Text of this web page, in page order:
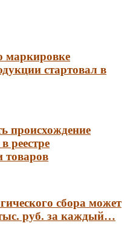
маркировке
стартовал в
происхождение
реестре
товаров
сбора может
руб. за каждый…